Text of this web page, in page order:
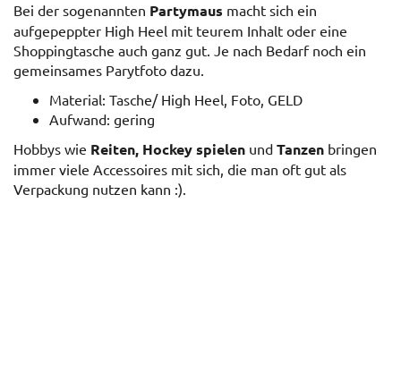
Bei der sogenannten Partymaus macht sich ein
aufgepeppter High Heel mit teurem Inhalt oder eine
Shoppingtasche auch ganz gut. Je nach Bedarf noch ein
gemeinsames Parytfoto dazu.
Material: Tasche/ High Heel, Foto, GELD
Aufwand: gering
Hobbys wie Reiten, Hockey spielen und Tanzen bringen
immer viele Accessoires mit sich, die man oft gut als
Verpackung nutzen kann :).